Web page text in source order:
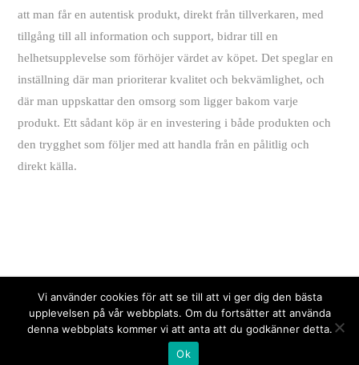
att man får en autentisk produkt, direkt från tillverkaren, med
tillgång till all information och support, bidrar till en
helhetsupplevelse som förhöjer värdet av köpet. Det speglar en
inställning där man prioriterar kvalitet och bekvämlighet, och
där man uppskattar den omsorg som ligger bakom varje
produkt. Ett sådant köp är en investering i både produkten och
den trygghet som följer med att handla från en pålitlig och
direkt källa.
21DIAMONDS.SE
Vi använder cookies för att se till att vi ger dig den bästa
upplevelsen på vår webbplats. Om du fortsätter att använda
denna webbplats kommer vi att anta att du godkänner detta.
Ok